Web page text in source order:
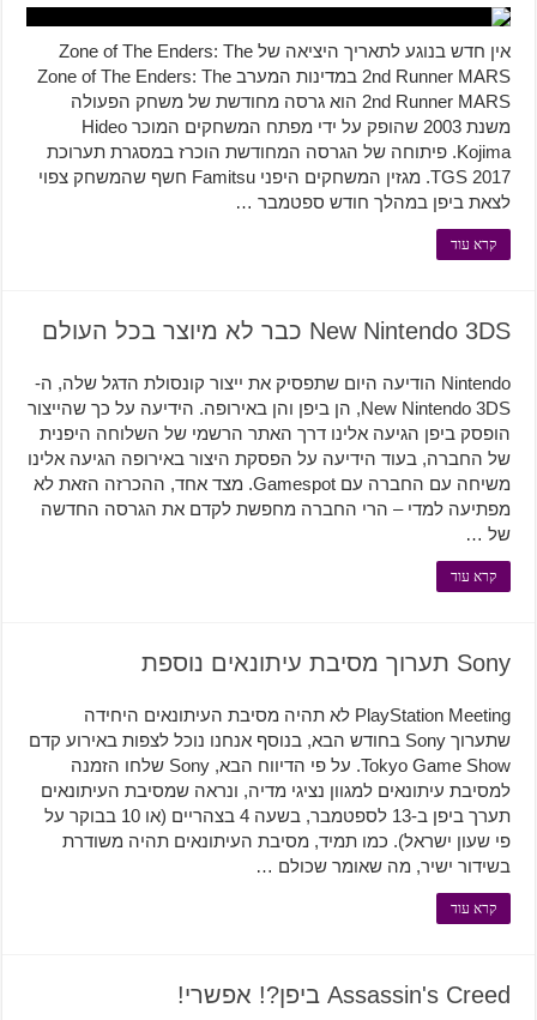
אין חדש בנוגע לתאריך היציאה של Zone of The Enders: The
2nd Runner MARS במדינות המערב Zone of The Enders: The
2nd Runner MARS הוא גרסה מחודשת של משחק הפעולה
משנת 2003 שהופק על ידי מפתח המשחקים המוכר Hideo
Kojima. פיתוחה של הגרסה המחודשת הוכרז במסגרת תערוכת
TGS 2017. מגזין המשחקים היפני Famitsu חשף שהמשחק צפוי
לצאת ביפן במהלך חודש ספטמבר …
קרא עוד
New Nintendo 3DS כבר לא מיוצר בכל העולם
Nintendo הודיעה היום שתפסיק את ייצור קונסולת הדגל שלה, ה-
New Nintendo 3DS, הן ביפן והן באירופה. הידיעה על כך שהייצור
הופסק ביפן הגיעה אלינו דרך האתר הרשמי של השלוחה היפנית
של החברה, בעוד הידיעה על הפסקת היצור באירופה הגיעה אלינו
משיחה עם החברה עם Gamespot. מצד אחד, ההכרזה הזאת לא
מפתיעה למדי – הרי החברה מחפשת לקדם את הגרסה החדשה
של …
קרא עוד
Sony תערוך מסיבת עיתונאים נוספת
PlayStation Meeting לא תהיה מסיבת העיתונאים היחידה
שתערוך Sony בחודש הבא, בנוסף אנחנו נוכל לצפות באירוע קדם
Tokyo Game Show. על פי הדיווח הבא, Sony שלחו הזמנה
למסיבת עיתונאים למגוון נציגי מדיה, ונראה שמסיבת העיתונאים
תערך ביפן ב-13 לספטמבר, בשעה 4 בצהריים (או 10 בבוקר על
פי שעון ישראל). כמו תמיד, מסיבת העיתונאים תהיה משודרת
בשידור ישיר, מה שאומר שכולם …
קרא עוד
Assassin's Creed ביפן?! אפשרי!